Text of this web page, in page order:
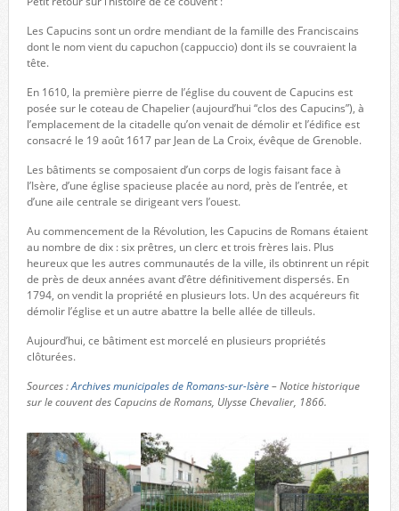
Les Capucins sont un ordre mendiant de la famille des Franciscains
dont le nom vient du capuchon (cappuccio) dont ils se couvraient la
tête.
En 1610, la première pierre de l’église du couvent de Capucins est
posée sur le coteau de Chapelier (aujourd’hui “clos des Capucins”), à
l’emplacement de la citadelle qu’on venait de démolir et l’édifice est
consacré le 19 août 1617 par Jean de La Croix, évêque de Grenoble.
Les bâtiments se composaient d’un corps de logis faisant face à
l’Isère, d’une église spacieuse placée au nord, près de l’entrée, et
d’une aile centrale se dirigeant vers l’ouest.
Au commencement de la Révolution, les Capucins de Romans étaient
au nombre de dix : six prêtres, un clerc et trois frères lais. Plus
heureux que les autres communautés de la ville, ils obtinrent un répit
de près de deux années avant d’être définitivement dispersés. En
1794, on vendit la propriété en plusieurs lots. Un des acquéreurs fit
démolir l’église et un autre abattre la belle allée de tilleuls.
Aujourd’hui, ce bâtiment est morcelé en plusieurs propriétés
clôturées.
Sources :Archives municipales de Romans-sur-Isère– Notice historique
sur le couvent des Capucins de Romans, Ulysse Chevalier, 1866.